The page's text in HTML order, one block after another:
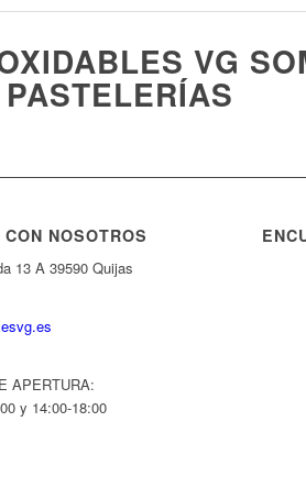
VG
NOSOTROS
13 A 39590 Quijas
APERTURA:
y 14:00-18:00